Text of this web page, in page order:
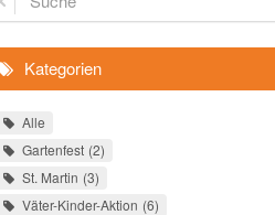
Kategorien
Alle
Gartenfest 2
St. Martin 3
Väter-Kinder-Aktion 6